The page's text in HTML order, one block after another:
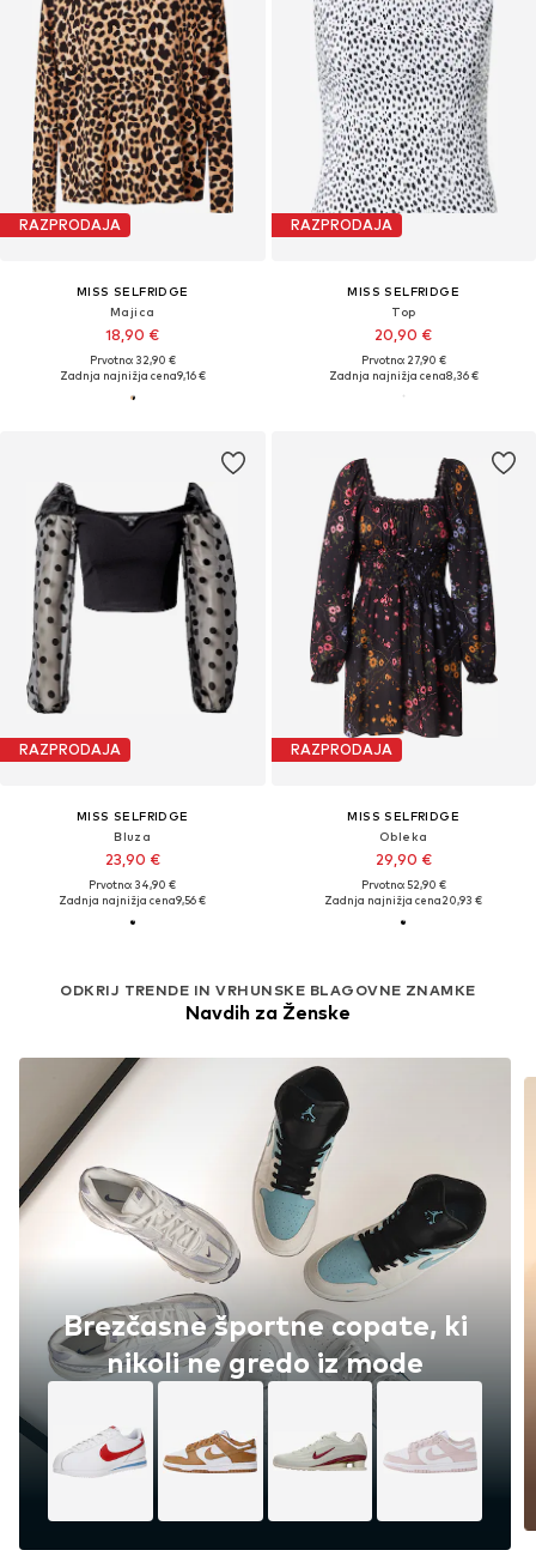
RAZPRODAJA
MISS SELFRIDGE
Majica
18,90 €
Prvotno: 32,90 €
Zadnja najnižja cena9,16 €
RAZPRODAJA
MISS SELFRIDGE
Top
20,90 €
Prvotno: 27,90 €
Zadnja najnižja cena8,36 €
RAZPRODAJA
MISS SELFRIDGE
Bluza
23,90 €
Prvotno: 34,90 €
Zadnja najnižja cena9,56 €
ODKRIJ TRENDE IN VRHUNSKE BLAGOVNE ZNAMKE
Navdih za Ženske
Brezčasne športne copate, ki
nikoli ne gredo iz mode
RAZPRODAJA
MISS SELFRIDGE
Obleka
29,90 €
Prvotno: 52,90 €
Zadnja najnižja cena20,93 €